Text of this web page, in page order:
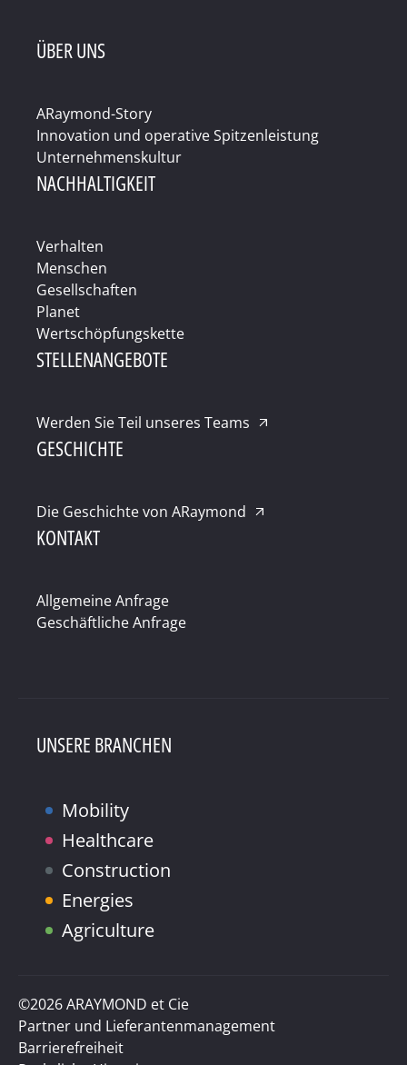
ÜBER UNS
ARaymond-Story
Innovation und operative Spitzenleistung
Unternehmenskultur
NACHHALTIGKEIT
Verhalten
Menschen
Gesellschaften
Planet
Wertschöpfungskette
STELLENANGEBOTE
Werden Sie Teil unseres Teams
GESCHICHTE
Die Geschichte von ARaymond
KONTAKT
Allgemeine Anfrage
Geschäftliche Anfrage
UNSERE BRANCHEN
Mobility
Healthcare
Construction
Energies
Agriculture
©2026 ARAYMOND et Cie
Partner und Lieferantenmanagement
Barrierefreiheit